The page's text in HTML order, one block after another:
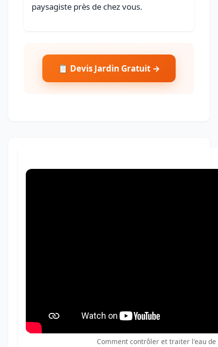
paysagiste près de chez vous.
📋 Devis Jardin Gratuit →
Comment contrôler et traiter l'eau de